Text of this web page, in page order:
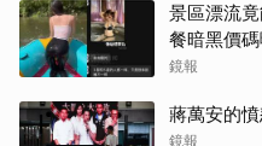
景區漂流
餐暗黑價
尺度」
鏡報
蔣萬安的
鏡報